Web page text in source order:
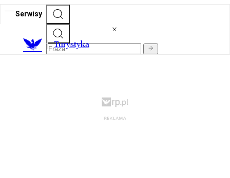
Serwisy
Turystyka